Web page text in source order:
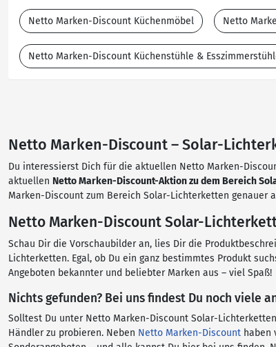
Netto Marken-Discount Küchenmöbel Netto
Netto Marken-Discount Küchenstühle &
Netto Marken-Discount – Solar-
Du interessierst Dich für die aktuellen Netto Marken-
aktuellen Netto Marken-Discount-Aktion zu dem Bereich
Marken-Discount zum Bereich Solar-Lichterketten genauer
Netto Marken-Discount Solar-
Schau Dir die Vorschaubilder an, lies Dir die
Lichterketten. Egal, ob Du ein ganz bestimmtes Produkt
Angeboten bekannter und beliebter Marken aus – viel Spaß!
Nichts gefunden? Bei uns findest Du noch viele
Solltest Du unter Netto Marken-Discount Solar-
Händler zu probieren. Neben Netto Marken-Discount haben